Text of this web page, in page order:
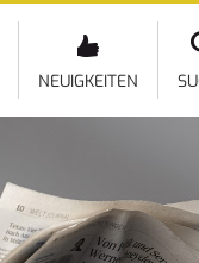
NEUIGKEITEN